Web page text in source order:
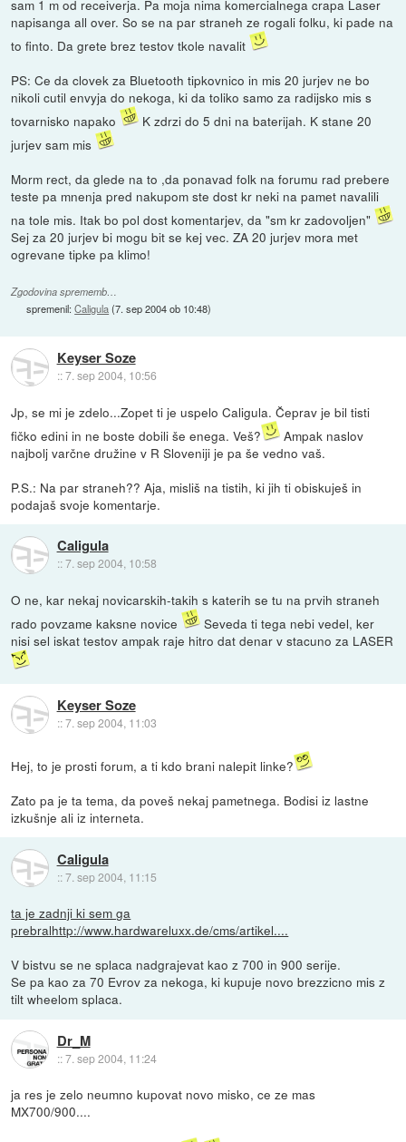
sam 1 m od receiverja. Pa moja nima komercialnega crapa Laser
napisanga all over. So se na par straneh ze rogali folku, ki pade na
to finto. Da grete brez testov tkole navalit
PS: Ce da clovek za Bluetooth tipkovnico in mis 20 jurjev ne bo
nikoli cutil envyja do nekoga, ki da toliko samo za radijsko mis s
tovarnisko napako
K zdrzi do 5 dni na baterijah. K stane 20
jurjev sam mis
Morm rect, da glede na to ,da ponavad folk na forumu rad prebere
teste pa mnenja pred nakupom ste dost kr neki na pamet navalili
na tole mis. Itak bo pol dost komentarjev, da "sm kr zadovoljen"
Sej za 20 jurjev bi mogu bit se kej vec. ZA 20 jurjev mora met
ogrevane tipke pa klimo!
Zgodovina sprememb…
spremenil:Caligula(7. sep 2004 ob 10:48)
Keyser Soze
::7. sep 2004, 10:56
Jp, se mi je zdelo...Zopet ti je uspelo Caligula. Čeprav je bil tisti
fičko edini in ne boste dobili še enega. Veš?
Ampak naslov
najbolj varčne družine v R Sloveniji je pa še vedno vaš.
P.S.: Na par straneh?? Aja, misliš na tistih, ki jih ti obiskuješ in
podajaš svoje komentarje.
Caligula
::7. sep 2004, 10:58
O ne, kar nekaj novicarskih-takih s katerih se tu na prvih straneh
rado povzame kaksne novice
Seveda ti tega nebi vedel, ker
nisi sel iskat testov ampak raje hitro dat denar v stacuno za LASER
Keyser Soze
::7. sep 2004, 11:03
Hej, to je prosti forum, a ti kdo brani nalepit linke?
Zato pa je ta tema, da poveš nekaj pametnega. Bodisi iz lastne
izkušnje ali iz interneta.
Caligula
::7. sep 2004, 11:15
ta je zadnji ki sem ga
prebralhttp://www.hardwareluxx.de/cms/artikel....
V bistvu se ne splaca nadgrajevat kao z 700 in 900 serije.
Se pa kao za 70 Evrov za nekoga, ki kupuje novo brezzicno mis z
tilt wheelom splaca.
Dr_M
::7. sep 2004, 11:24
ja res je zelo neumno kupovat novo misko, ce ze mas
MX700/900....